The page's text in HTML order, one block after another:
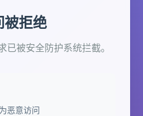
被拒绝
已被安全防护系统拦截。
恶意访问